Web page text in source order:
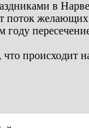
в
поток
году
происходит